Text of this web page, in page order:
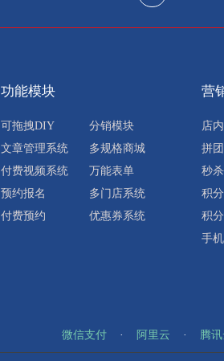
功能模块
可拖拽DIY
分销模块
文章管理系统
多规格商城
付费视频系统
万能表单
预约报名
多门店系统
付费预约
优惠券系统
营
店
拼
秒
积
积
手
微信支付 · 阿里云 · 腾讯